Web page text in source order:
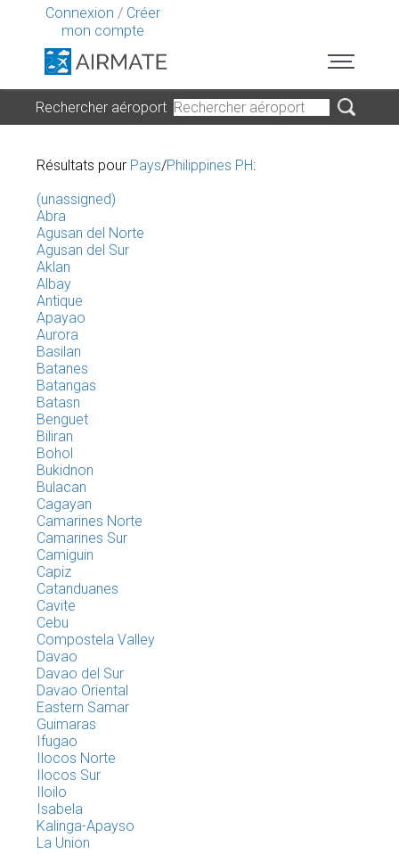
Connexion / Créer
mon compte
Rechercher aéroport
Résultats pour Pays/Philippines PH:
(unassigned)
Abra
Agusan del Norte
Agusan del Sur
Aklan
Albay
Antique
Apayao
Aurora
Basilan
Batanes
Batangas
Batasn
Benguet
Biliran
Bohol
Bukidnon
Bulacan
Cagayan
Camarines Norte
Camarines Sur
Camiguin
Capiz
Catanduanes
Cavite
Cebu
Compostela Valley
Davao
Davao del Sur
Davao Oriental
Eastern Samar
Guimaras
Ifugao
Ilocos Norte
Ilocos Sur
Iloilo
Isabela
Kalinga-Apayso
La Union